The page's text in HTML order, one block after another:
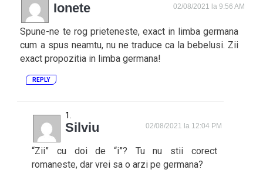
Ionete 02/08/2021 la 9:56 AM
Spune-ne te rog prieteneste, exact in limba germana
cum a spus neamtu, nu ne traduce ca la bebelusi. Zii
exact propozitia in limba germana!
REPLY
Silviu 02/08/2021 la 12:04 PM
“Zii” cu doi de “i”? Tu nu stii corect
romaneste, dar vrei sa o arzi pe germana?